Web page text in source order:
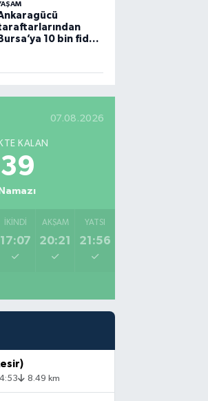
Bursa’ya 10 bin fidan
07.08.2026
KALAN
İKINDI
17:07
AKŞAM
20:21
YATSI
21:56
8.49 km